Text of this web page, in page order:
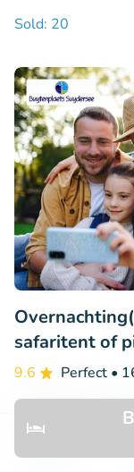
Sold: 20
safaritent of
9.6 Perfect •
Buytenplaets
Lelystad